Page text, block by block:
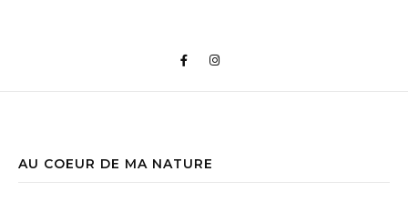
AU COEUR DE MA NATURE